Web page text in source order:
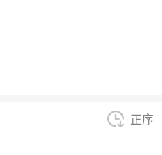
正序